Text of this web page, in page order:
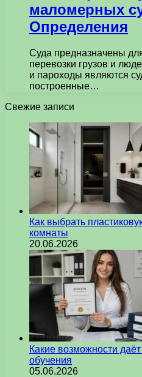
маломерных
Определения
Суда предназначены
перевозки грузов и
и пароходы являются
построенные…
Свежие записи
Как выбрать
комнаты
20.06.2026
Какие возможности
обучения
05.06.2026